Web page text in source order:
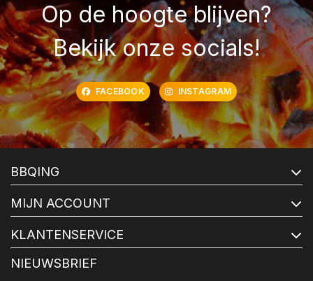
Op de hoogte blijven?
Bekijk onze socials!
FACEBOOK INSTAGRAM
BBQING
MIJN ACCOUNT
KLANTENSERVICE
NIEUWSBRIEF